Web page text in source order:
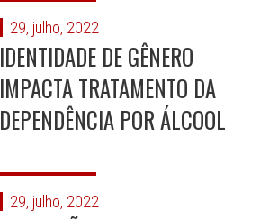
29, julho, 2022
IDENTIDADE DE GÊNERO
IMPACTA TRATAMENTO DA
DEPENDÊNCIA POR ÁLCOOL
29, julho, 2022